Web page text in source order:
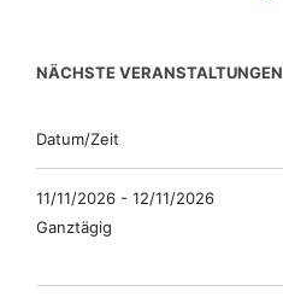
NÄCHSTE VERANSTALTUNGEN
Datum/Zeit
11/11/2026 - 12/11/2026
Ganztägig